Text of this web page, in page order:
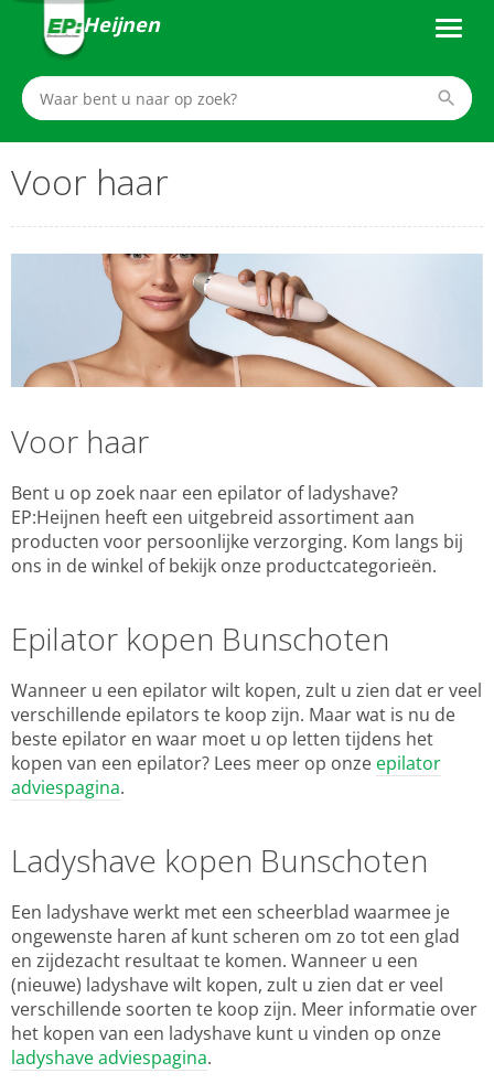
Heijnen
Voor haar
Voor haar
Bent u op zoek naar een epilator of ladyshave?
EP:Heijnen heeft een uitgebreid assortiment aan
producten voor persoonlijke verzorging. Kom langs bij
ons in de winkel of bekijk onze productcategorieën.
Epilator kopen Bunschoten
Wanneer u een epilator wilt kopen, zult u zien dat er veel
verschillende epilators te koop zijn. Maar wat is nu de
beste epilator en waar moet u op letten tijdens het
kopen van een epilator? Lees meer op onze epilator
adviespagina.
Ladyshave kopen Bunschoten
Een ladyshave werkt met een scheerblad waarmee je
ongewenste haren af kunt scheren om zo tot een glad
en zijdezacht resultaat te komen. Wanneer u een
(nieuwe) ladyshave wilt kopen, zult u zien dat er veel
verschillende soorten te koop zijn. Meer informatie over
het kopen van een ladyshave kunt u vinden op onze
ladyshave adviespagina.